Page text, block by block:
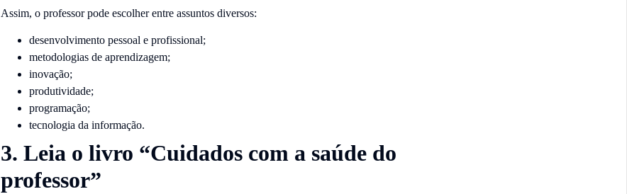
Assim, o professor pode escolher entre assuntos diversos:
desenvolvimento pessoal e profissional;
metodologias de aprendizagem;
inovação;
produtividade;
programação;
tecnologia da informação.
3. Leia o livro “Cuidados com a saúde do
professor”